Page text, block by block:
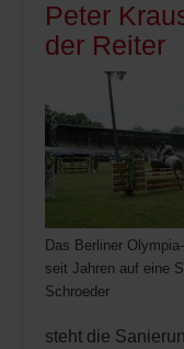
Peter
der Reiter
Das Berliner
seit Jahren auf eine
Schroeder
steht die